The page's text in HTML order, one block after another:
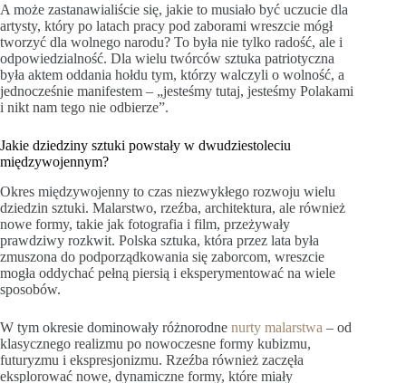
A może zastanawialiście się, jakie to musiało być uczucie dla
artysty, który po latach pracy pod zaborami wreszcie mógł
tworzyć dla wolnego narodu? To była nie tylko radość, ale i
odpowiedzialność. Dla wielu twórców sztuka patriotyczna
była aktem oddania hołdu tym, którzy walczyli o wolność, a
jednocześnie manifestem – „jesteśmy tutaj, jesteśmy Polakami
i nikt nam tego nie odbierze”.
Jakie dziedziny sztuki powstały w dwudziestoleciu
międzywojennym?
Okres międzywojenny to czas niezwykłego rozwoju wielu
dziedzin sztuki. Malarstwo, rzeźba, architektura, ale również
nowe formy, takie jak fotografia i film, przeżywały
prawdziwy rozkwit. Polska sztuka, która przez lata była
zmuszona do podporządkowania się zaborcom, wreszcie
mogła oddychać pełną piersią i eksperymentować na wiele
sposobów.
W tym okresie dominowały różnorodne nurty malarstwa – od
klasycznego realizmu po nowoczesne formy kubizmu,
futuryzmu i ekspresjonizmu. Rzeźba również zaczęła
eksplorować nowe, dynamiczne formy, które miały